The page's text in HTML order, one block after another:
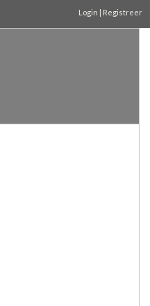
Login | Registreer